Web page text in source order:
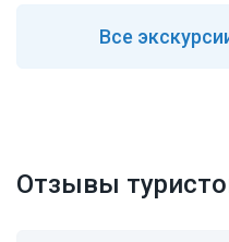
Все
Отзывы